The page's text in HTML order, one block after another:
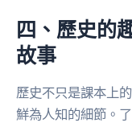
四、歷史的
故事
歷史不只是課本上
鮮為人知的細節。